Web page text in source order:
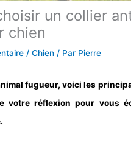
un collier
chien
/ Chien / Par Pierre
fugueur, voici les
votre réflexion pour vous